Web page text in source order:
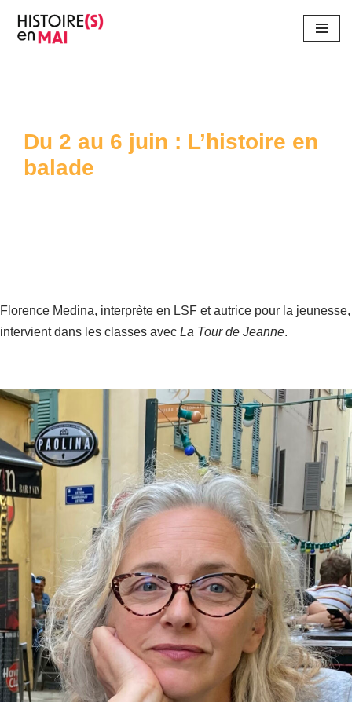
Aller
Du 2 au 6 juin : L’histoire en
balade
Florence Medina, interprète en LSF et autrice pour la jeunesse,
intervient dans les classes avec La Tour de Jeanne.